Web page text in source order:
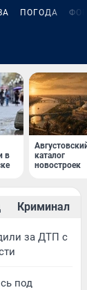
ПОГОДА
в
каталог
новостроек
Криминал
за ДТП с
под